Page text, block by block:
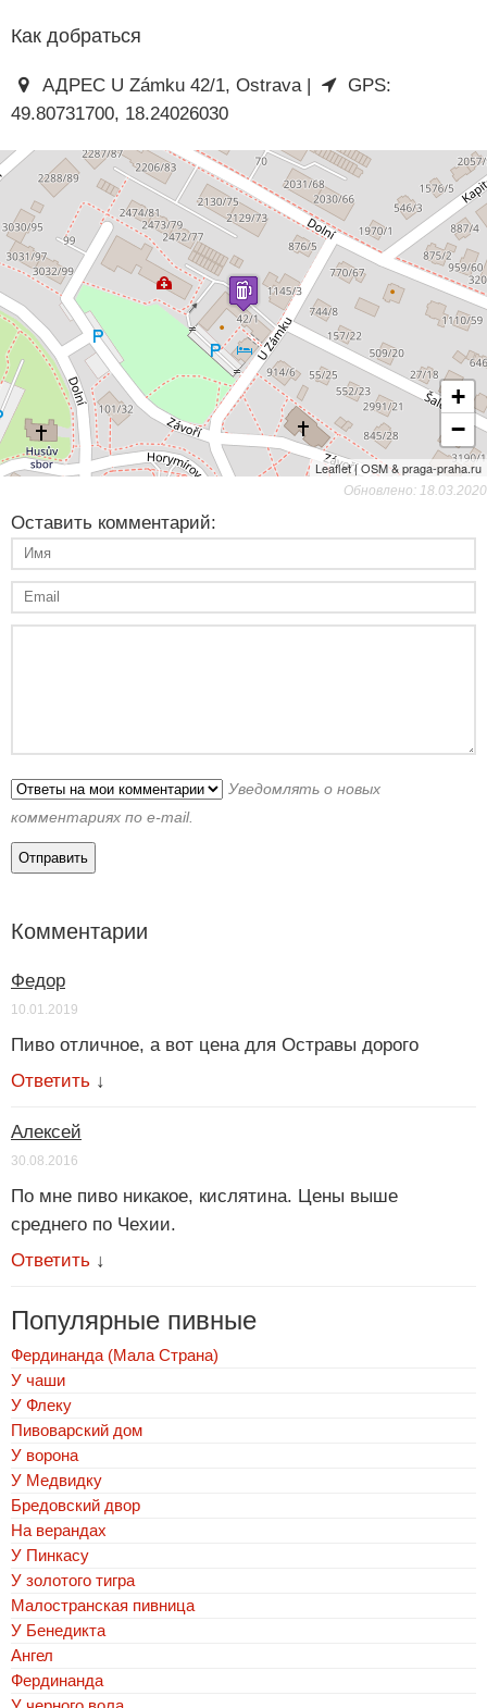
Как добраться
АДРЕС U Zámku 42/1, Ostrava |
GPS:
49.80731700, 18.24026030
+
−
Leaflet | OSM & praga-praha.ru
Обновлено: 18.03.2020
Оставить комментарий:
Уведомлять о новых
комментариях по e-mail.
Комментарии
Федор
10.01.2019
Пиво отличное, а вот цена для Остравы дорого
Ответить ↓
Алексей
30.08.2016
По мне пиво никакое, кислятина. Цены выше
среднего по Чехии.
Ответить ↓
Популярные пивные
Фердинанда (Мала Страна)
У чаши
У Флеку
Пивоварский дом
У ворона
У Медвидку
Бредовский двор
На верандах
У Пинкасу
У золотого тигра
Малостранская пивница
У Бенедикта
Ангел
Фердинанда